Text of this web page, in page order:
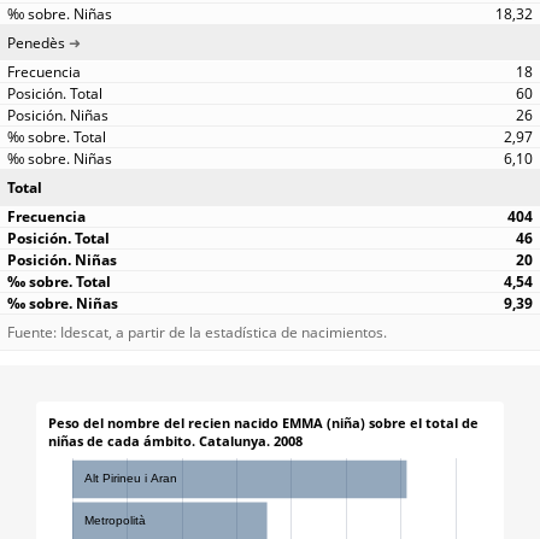
18,32
Penedès
18
60
26
2,97
6,10
Total
404
46
20
4,54
9,39
Fuente: Idescat, a partir de la estadística de nacimientos.